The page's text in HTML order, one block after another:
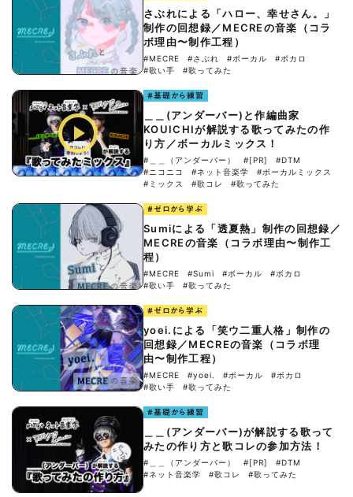
さぶれによる「ハロー、幸せさん。」
制作の回想録／MECREの音楽（コラ
ボ理由〜制作工程）
#MECRE #さぶれ #ボーカル
#ボカロ
#歌い手
#歌ってみた
#基礎から練習
＿＿(アンダーバー)と作編曲家
KOUICHIが解説する歌ってみたの作
り方／ボーカルミックス！
#＿＿（アンダーバー） #[PR]
#DTM
#ニコニコ
#ネット音楽学
#ボーカルミックス
#ミックス
#歌コレ #歌ってみた
#ゼロから学ぶ
Sumiによる「透夏熱」制作の回想録／
MECREの音楽（コラボ理由〜制作工
程）
#MECRE #Sumi #ボーカル
#ボカロ
#歌い手
#歌ってみた
#ゼロから学ぶ
yoei.による「笑ウ二重人格」制作の
回想録／MECREの音楽（コラボ理
由〜制作工程）
#MECRE #yoei. #ボーカル
#ボカロ
#歌い手
#歌ってみた
#基礎から練習
＿＿(アンダーバー)が解説する歌って
みたの作り方と歌コレの参加方法！
#＿＿（アンダーバー） #[PR]
#DTM
#ネット音楽学
#歌コレ #歌ってみた